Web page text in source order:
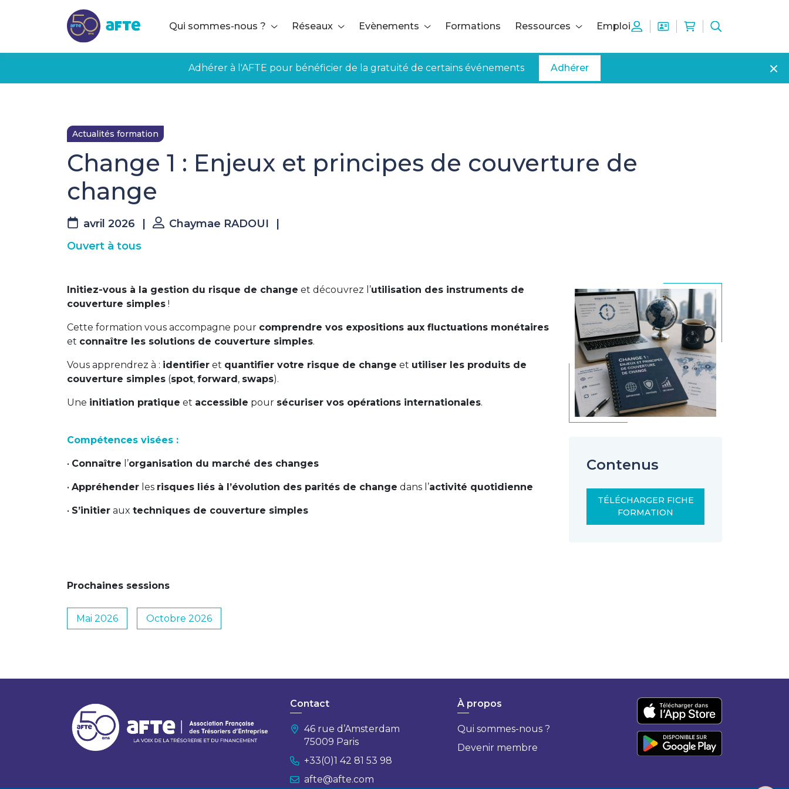
Qui sommes-nous ?
Réseaux Evènements Formations Ressources Emploi
Adhérer à l'AFTE pour bénéficier de la gratuité de certains événements Adhérer
Actualités formation
Change 1 : Enjeux et principes de couverture de
change
avril 2026 Chaymae RADOUI
Ouvert à tous
Initiez-vous à la gestion du risque de change et découvrez l’utilisation des instruments de
couverture simples !
Cette formation vous accompagne pour comprendre vos expositions aux fluctuations monétaires
et connaître les solutions de couverture simples.
Vous apprendrez à : identifier et quantifier votre risque de change et utiliser les produits de
couverture simples (spot, forward, swaps).
Une initiation pratique et accessible pour sécuriser vos opérations internationales.
Compétences visées :
• Connaître l’organisation du marché des changes
• Appréhender les risques liés à l’évolution des parités de change dans l’activité quotidienne
• S’initier aux techniques de couverture simples
Prochaines sessions
Mai 2026 Octobre 2026
Contenus
TÉLÉCHARGER FICHE
FORMATION
Contact
46 rue d’Amsterdam
75009 Paris
+33(0)1 42 81 53 98
afte@afte.com
À propos
Qui sommes-nous ?
Devenir membre